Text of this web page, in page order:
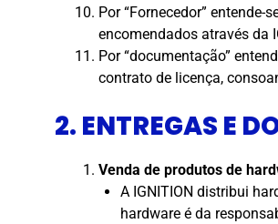
Por “Fornecedor”
encomendados através da
Por “documentação”
contrato de licença,
2. ENTREGAS E
Venda de produtos de
A IGNITION distribui
hardware é da